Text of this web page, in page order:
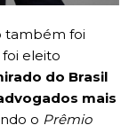
também foi
eleito
do Brasil
mais
o Prêmio